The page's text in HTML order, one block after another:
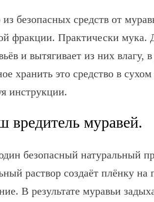
безопасных средств от
фракции. Практически мука.
и вытягивает из них влагу,
хранить это средство в
инструкции.
вредитель муравей.
безопасный натуральный
раствор создаёт плёнку на
В результате муравьи